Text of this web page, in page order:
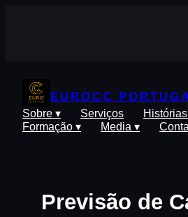
EUROCC
Sobre ▾ Serviços
Formação ▾
Media ▾
Previsão de